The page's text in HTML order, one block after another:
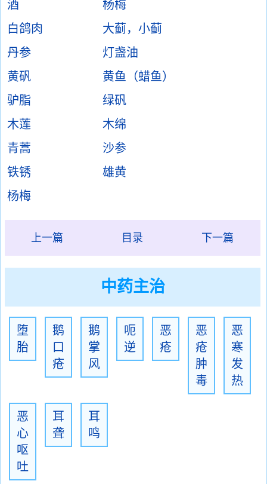
酒
杨梅
白鸽肉
大蓟，小蓟
丹参
灯盏油
黄矾
黄鱼（蜡鱼）
驴脂
绿矾
木莲
木绵
青蒿
沙参
铁锈
雄黄
杨梅
上一篇 目录 下一篇
中药主治
堕
胎
鹅
口
疮
鹅
掌
风
呃
逆
恶
疮
恶
疮
肿
毒
恶
寒
发
热
恶
心
呕
吐
耳
聋
耳
鸣